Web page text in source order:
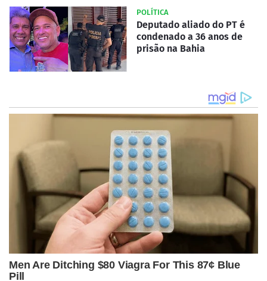
POLÍTICA
Deputado aliado do PT é
condenado a 36 anos de
prisão na Bahia